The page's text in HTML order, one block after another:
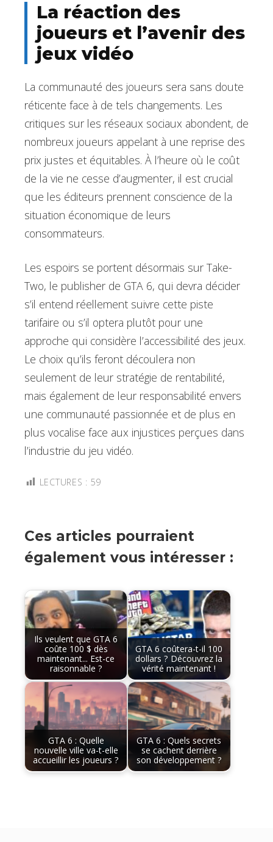
La réaction des
joueurs et l’avenir des
jeux vidéo
La communauté des joueurs sera sans doute
réticente face à de tels changements. Les
critiques sur les réseaux sociaux abondent, de
nombreux joueurs appelant à une reprise des
prix justes et équitables. À l’heure où le coût
de la vie ne cesse d’augmenter, il est crucial
que les éditeurs prennent conscience de la
situation économique de leurs
consommateurs.
Les espoirs se portent désormais sur Take-
Two, le publisher de GTA 6, qui devra décider
s’il entend réellement suivre cette piste
tarifaire ou s’il optera plutôt pour une
approche qui considère l’accessibilité des jeux.
Le choix qu’ils feront découlera non
seulement de leur stratégie de rentabilité,
mais également de leur responsabilité envers
une communauté passionnée et de plus en
plus vocalise face aux injustices perçues dans
l’industrie du jeu vidéo.
LECTURES : 59
Ces articles pourraient
également vous intéresser :
Ils veulent que GTA 6
coûte 100 $ dès
maintenant... Est-ce
raisonnable ?
GTA 6 coûtera-t-il 100
dollars ? Découvrez la
vérité maintenant !
GTA 6 : Quelle
nouvelle ville va-t-elle
accueillir les joueurs ?
GTA 6 : Quels secrets
se cachent derrière
son développement ?